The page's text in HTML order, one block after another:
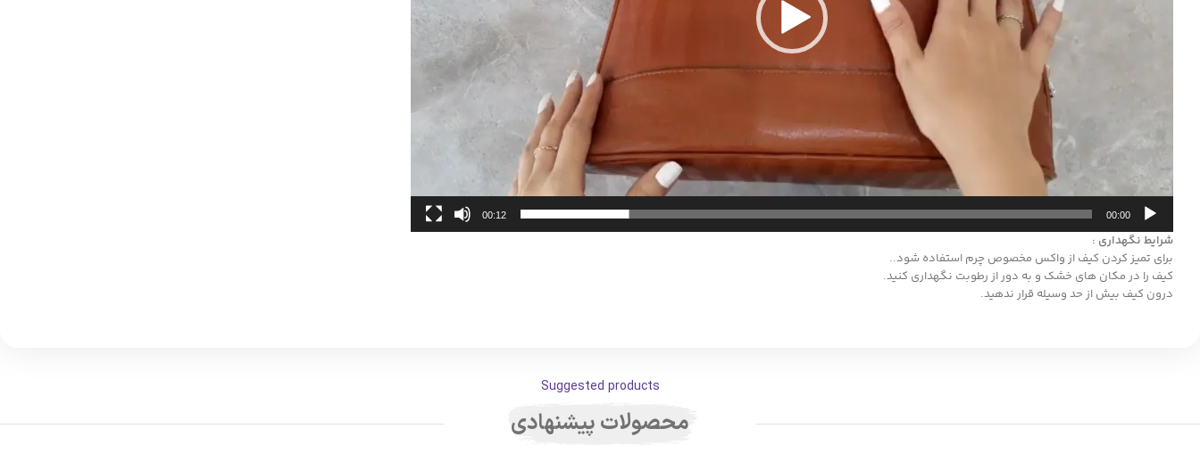
00:00
00:12
شرایط نگهداری :
برای تمیز کردن کیف از واکس مخصوص چرم استفاده شود..
کیف را در مکان های خشک و به دور از رطوبت نگهداری کنید.
درون کیف بیش از حد وسیله قرار ندهید.
Suggested products
محصولات پیشنهادی